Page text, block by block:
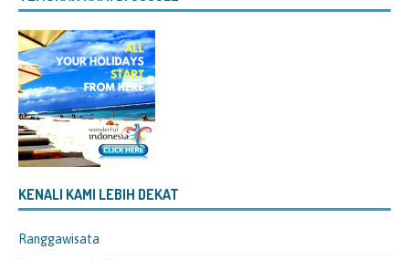
KENALI KAMI LEBIH DEKAT
Ranggawisata